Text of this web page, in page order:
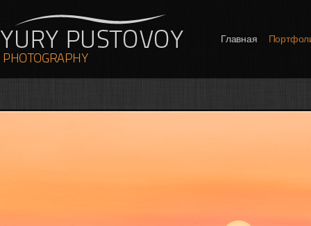
Главная